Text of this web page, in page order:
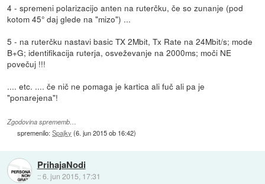
4 - spremeni polarizacijo anten na ruterčku, če so zunanje (pod
kotom 45° daj glede na "mizo") ...
5 - na ruterčku nastavi basic TX 2Mbit, Tx Rate na 24Mbit/s; mode
B+G; identifikacija ruterja, osveževanje na 2000ms; moči NE
povečuj !!!
.... etc. .... če nič ne pomaga je kartica ali fuč ali pa je
"ponarejena"!
Zgodovina sprememb…
spremenilo:Spajky (6. jun 2015 ob 16:42)
PrihajaNodi
::6. jun 2015, 17:31